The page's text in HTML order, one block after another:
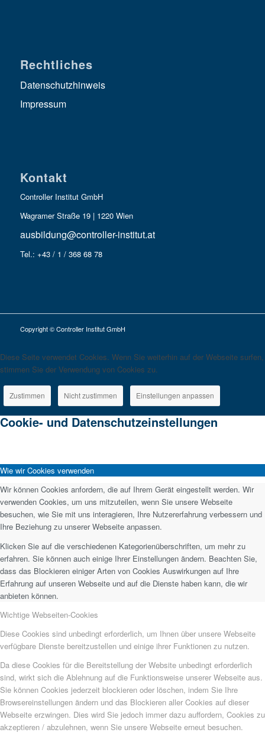
Rechtliches
Datenschutzhinweis
Impressum
Kontakt
Controller Institut GmbH
Wagramer Straße 19 | 1220 Wien
ausbildung@controller-institut.at
Tel.: +43 / 1 / 368 68 78
Copyright © Controller Institut GmbH
Diese Seite verwendet Cookies. Wenn Sie weiterhin auf der Webseite surfen,
stimmen Sie der Verwendung von Cookies zu.
Zustimmen Nicht zustimmen Einstellungen anpassen
Cookie- und Datenschutzeinstellungen
Wie wir Cookies verwenden
Wir können Cookies anfordern, die auf Ihrem Gerät eingestellt werden. Wir
verwenden Cookies, um uns mitzuteilen, wenn Sie unsere Webseite
besuchen, wie Sie mit uns interagieren, Ihre Nutzererfahrung verbessern und
Ihre Beziehung zu unserer Webseite anpassen.
Klicken Sie auf die verschiedenen Kategorienüberschriften, um mehr zu
erfahren. Sie können auch einige Ihrer Einstellungen ändern. Beachten Sie,
dass das Blockieren einiger Arten von Cookies Auswirkungen auf Ihre
Erfahrung auf unseren Webseite und auf die Dienste haben kann, die wir
anbieten können.
Wichtige Webseiten-Cookies
Diese Cookies sind unbedingt erforderlich, um Ihnen über unsere Webseite
verfügbare Dienste bereitzustellen und einige ihrer Funktionen zu nutzen.
Da diese Cookies für die Bereitstellung der Website unbedingt erforderlich
sind, wirkt sich die Ablehnung auf die Funktionsweise unserer Webseite aus.
Sie können Cookies jederzeit blockieren oder löschen, indem Sie Ihre
Browsereinstellungen ändern und das Blockieren aller Cookies auf dieser
Webseite erzwingen. Dies wird Sie jedoch immer dazu auffordern, Cookies zu
akzeptieren / abzulehnen, wenn Sie unsere Webseite erneut besuchen.